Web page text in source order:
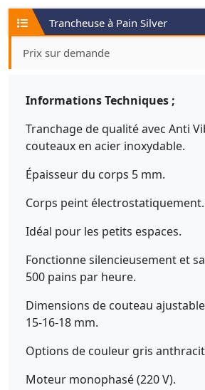
Trancheuse à Pain Silver
Prix sur demande
Informations Techniques ;
Tranchage de qualité avec Anti
couteaux en acier inoxydable.
Épaisseur du corps 5 mm.
Corps peint électrostatiquement.
Idéal pour les petits espaces.
Fonctionne silencieusement et
500 pains par heure.
Dimensions de couteau
15-16-18 mm.
Options de couleur gris
Moteur monophasé (220 V).